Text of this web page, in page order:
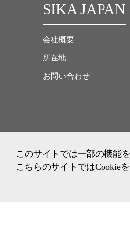
SIKA JAPAN
会社概要
所在地
お問い合わせ
このサイトでは一部の機能
こちらのサイトではCookie